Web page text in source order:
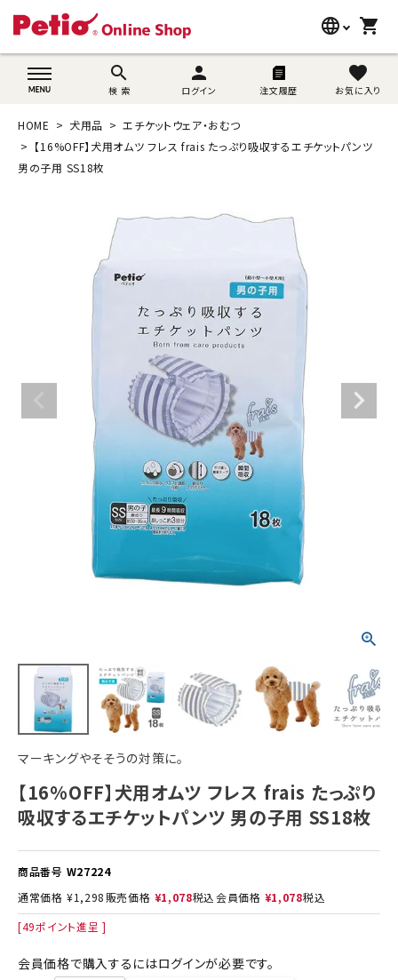
language
wovn-lang-name
shopping_cart
search
検 索
person
ログイン 注文履歴
favorite
お気に入り
search
猫用品
ブランド別に探す
目的別に探す
ACCOUNT MENU
ようこそ ゲスト 様
person 新規会員登録
HOME 犬用品
エチケットウェア・おむつ
【16%OFF】犬用オムツ フレス frais たっぷり吸収するエチケットパンツ
男の子用 SS18枚
マーキングやそそうの対策に。
【16%OFF】犬用オムツ フレス frais たっぷり
吸収するエチケットパンツ 男の子用 SS18枚
商品番号 W27224
通常価格 ¥1,298 販売価格 ¥1,078税込会員価格 ¥1,078税込
[49ポイント進呈 ]
会員価格で購入するにはログインが必要です。